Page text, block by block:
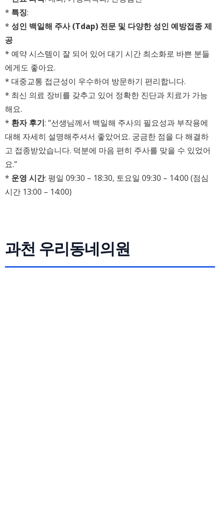
* 특징:
* 성인 백일해 주사 (Tdap) 전문 및 다양한 성인 예방접종 제
공
* 예약 시스템이 잘 되어 있어 대기 시간 최소화로 바쁜 분들
에게도 좋아요.
* 대중교통 접근성이 우수하여 방문하기 편리합니다.
* 최신 의료 장비를 갖추고 있어 정확한 진단과 치료가 가능
해요.
* 환자 후기: “선생님께서 백일해 주사의 필요성과 부작용에
대해 자세히 설명해주셔서 좋았어요. 궁금한 점을 다 해결하
고 접종받았습니다. 덕분에 마음 편히 주사를 맞을 수 있었어
요.”
* 운영 시간: 평일 09:30 – 18:30, 토요일 09:30 – 14:00 (점심
시간 13:00 – 14:00)
과천 우리동네의원